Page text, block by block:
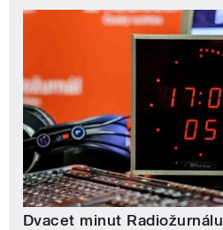
Dvacet minut Radiožurnálu